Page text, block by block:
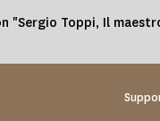
"Sergio Toppi, Il